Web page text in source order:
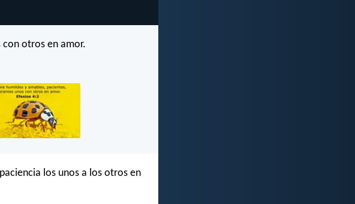
con otros en amor.
los unos a los otros en